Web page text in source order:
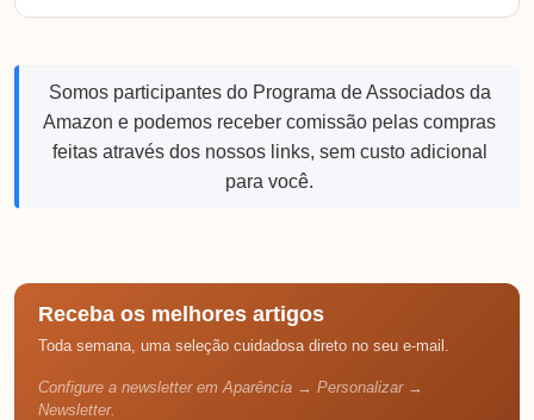
Somos participantes do Programa de Associados da
Amazon e podemos receber comissão pelas compras
feitas através dos nossos links, sem custo adicional
para você.
Receba os melhores artigos
Toda semana, uma seleção cuidadosa direto no seu e-mail.
Configure a newsletter em Aparência → Personalizar →
Newsletter.